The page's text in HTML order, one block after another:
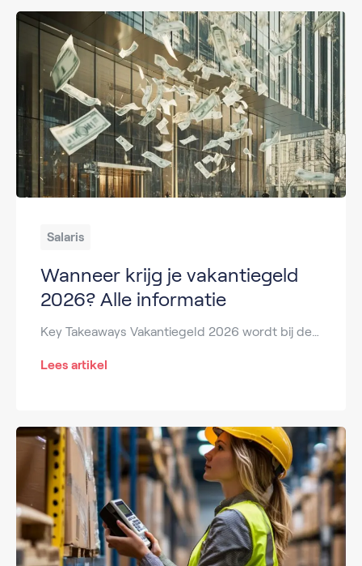
Salaris
Wanneer krijg je vakantiegeld
2026? Alle informatie
Lees artikel